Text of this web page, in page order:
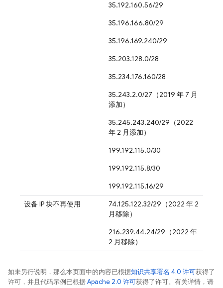
35.192.160.56/29
35.196.166.80/29
35.196.169.240/29
35.203.128.0/28
35.234.176.160/28
35.243.2.0/27（2019 年 7 月
添加）
35.245.243.240/29（2022
年 2 月添加）
199.192.115.0/30
199.192.115.8/30
199.192.115.16/29
设备 IP 块不再使用
74.125.122.32/29（2022 年 2
月移除）
216.239.44.24/29（2022 年
2 月移除）
如未另行说明，那么本页面中的内容已根据知识共享署名 4.0 许可获得了
许可，并且代码示例已根据Apache 2.0 许可获得了许可。有关详情，请